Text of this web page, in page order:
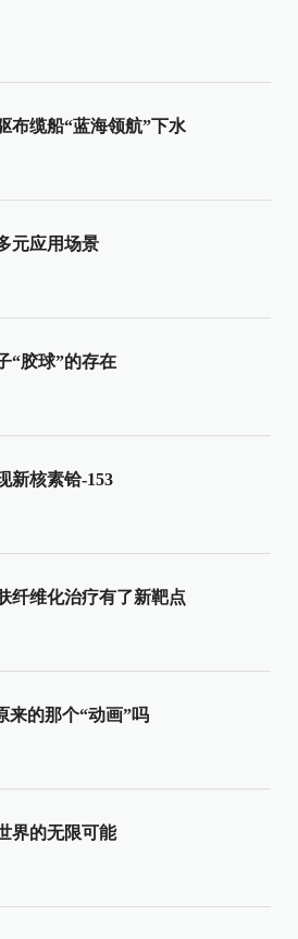
布缆船“蓝海领航”下水
元应用场景
“胶球”的存在
新核素铪-153
纤维化治疗有了新靶点
来的那个“动画”吗
界的无限可能